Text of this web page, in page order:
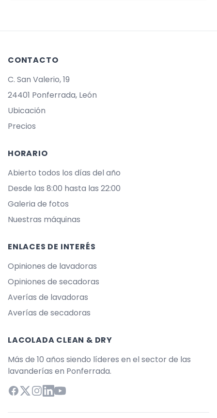
CONTACTO
C. San Valerio, 19
24401 Ponferrada, León
Ubicación
Precios
HORARIO
Abierto todos los días del año
Desde las 8:00 hasta las 22:00
Galeria de fotos
Nuestras máquinas
ENLACES DE INTERÉS
Opiniones de lavadoras
Opiniones de secadoras
Averías de lavadoras
Averías de secadoras
LACOLADA CLEAN & DRY
Más de 10 años siendo líderes en el sector de las
lavanderías en Ponferrada.
Facebook
X (Twitter)
Instagram
LinkedIn
YouTube